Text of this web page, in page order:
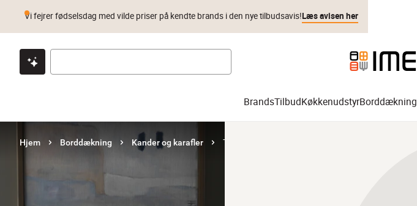
Klik & hent Byt i 1 år Prismatch
Vi fejrer fødselsdag med vilde priser på kendte brands i den nye tilbudsavis!Læs avisen her
BrandsTilbudKøkkenudstyrBorddækning
Hjem Borddækning Kander og karafler Tekander